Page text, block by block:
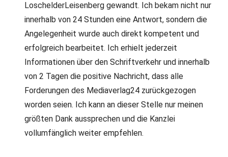
LoschelderLeisenberg gewandt. Ich bekam nicht nur
innerhalb von 24 Stunden eine Antwort, sondern die
Angelegenheit wurde auch direkt kompetent und
erfolgreich bearbeitet. Ich erhielt jederzeit
Informationen über den Schriftverkehr und innerhalb
von 2 Tagen die positive Nachricht, dass alle
Forderungen des Mediaverlag24 zurückgezogen
worden seien. Ich kann an dieser Stelle nur meinen
größten Dank aussprechen und die Kanzlei
vollumfänglich weiter empfehlen.